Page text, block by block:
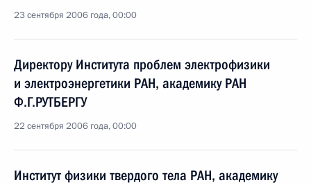
23 сентября 2006 года, 00:00
Директору Института проблем электрофизики
и электроэнергетики РАН, академику РАН
Ф.Г.РУТБЕРГУ
22 сентября 2006 года, 00:00
Институт физики твердого тела РАН, академику